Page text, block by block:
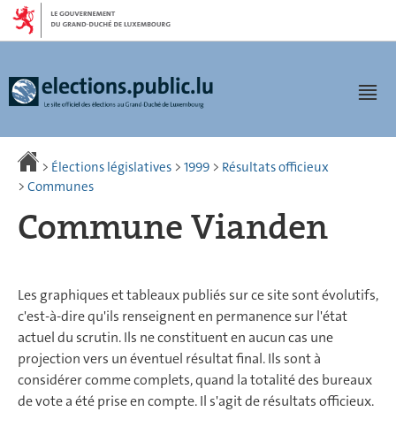
Aller
navigation
Aller
> Élections législatives > 1999 > Résultats officieux
> Communes
Commune Vianden
Les graphiques et tableaux publiés sur ce site sont évolutifs,
c'est-à-dire qu'ils renseignent en permanence sur l'état
actuel du scrutin. Ils ne constituent en aucun cas une
projection vers un éventuel résultat final. Ils sont à
considérer comme complets, quand la totalité des bureaux
de vote a été prise en compte. Il s'agit de résultats officieux.